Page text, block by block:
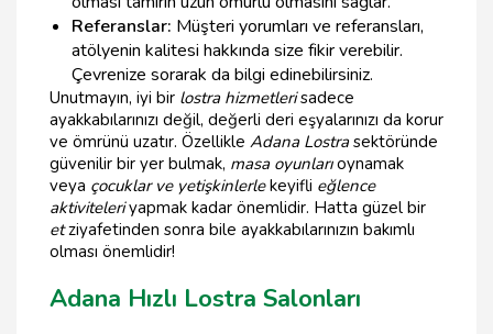
Referanslar: Müşteri yorumları ve referansları,
atölyenin kalitesi hakkında size fikir verebilir.
Çevrenize sorarak da bilgi edinebilirsiniz.
Unutmayın, iyi bir lostra hizmetlerisadece
ayakkabılarınızı değil, değerli deri eşyalarınızı da korur
ve ömrünü uzatır. Özellikle Adana Lostrasektöründe
güvenilir bir yer bulmak, masa oyunlarıoynamak
veya çocuklar ve yetişkinlerlekeyifli eğlence
aktiviteleriyapmak kadar önemlidir. Hatta güzel bir
etziyafetinden sonra bile ayakkabılarınızın bakımlı
olması önemlidir!
Adana Hızlı Lostra Salonları